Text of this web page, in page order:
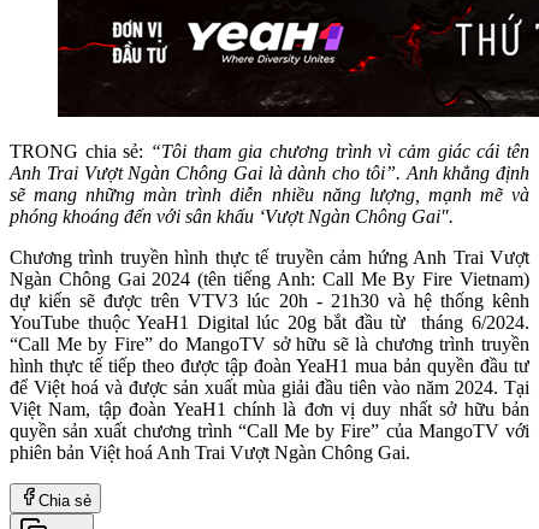
TRONG chia sẻ: “Tôi tham gia chương trình vì cảm giác cái tên
Anh Trai Vượt Ngàn Chông Gai là dành cho tôi”. Anh khẳng định
sẽ mang những màn trình diễn nhiều năng lượng, mạnh mẽ và
phóng khoáng đến với sân khấu ‘Vượt Ngàn Chông Gai".
Chương trình truyền hình thực tế truyền cảm hứng Anh Trai Vượt
Ngàn Chông Gai 2024 (tên tiếng Anh: Call Me By Fire Vietnam)
dự kiến sẽ được trên VTV3 lúc 20h - 21h30 và hệ thống kênh
YouTube thuộc YeaH1 Digital lúc 20g bắt đầu từ tháng 6/2024.
“Call Me by Fire” do MangoTV sở hữu sẽ là chương trình truyền
hình thực tế tiếp theo được tập đoàn YeaH1 mua bản quyền đầu tư
để Việt hoá và được sản xuất mùa giải đầu tiên vào năm 2024. Tại
Việt Nam, tập đoàn YeaH1 chính là đơn vị duy nhất sở hữu bản
quyền sản xuất chương trình “Call Me by Fire” của MangoTV với
phiên bản Việt hoá Anh Trai Vượt Ngàn Chông Gai.
Chia sẻ